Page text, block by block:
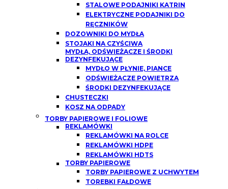
STALOWE PODAJNIKI KATRIN
ELEKTRYCZNE PODAJNIKI DO
RĘCZNIKÓW
DOZOWNIKI DO MYDŁA
STOJAKI NA CZYŚCIWA
MYDŁA, ODŚWIEŻACZE I ŚRODKI
DEZYNFEKUJĄCE
MYDŁO W PŁYNIE, PIANCE
ODŚWIEŻACZE POWIETRZA
ŚRODKI DEZYNFEKUJĄCE
CHUSTECZKI
KOSZ NA ODPADY
TORBY PAPIEROWE I FOLIOWE
REKLAMÓWKI
REKLAMÓWKI NA ROLCE
REKLAMÓWKI HDPE
REKLAMÓWKI HDTS
TORBY PAPIEROWE
TORBY PAPIEROWE Z UCHWYTEM
TOREBKI FAŁDOWE